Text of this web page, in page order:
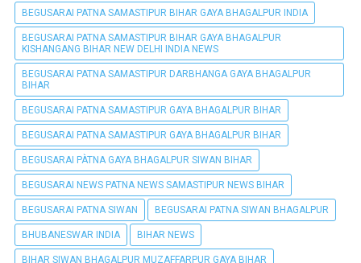
BEGUSARAI PATNA SAMASTIPUR BIHAR GAYA BHAGALPUR INDIA
BEGUSARAI PATNA SAMASTIPUR BIHAR GAYA BHAGALPUR
KISHANGANG BIHAR NEW DELHI INDIA NEWS
BEGUSARAI PATNA SAMASTIPUR DARBHANGA GAYA BHAGALPUR
BIHAR
BEGUSARAI PATNA SAMASTIPUR GAYA BHAGALPUR BIHAR
BEGUSARAI PATNA SAMASTIPUR GAYA BHAGALPUR BIHAR
BEGUSARAI PÀTNA GAYA BHAGALPUR SIWAN BIHAR
BEGUSARAI NEWS PATNA NEWS SAMASTIPUR NEWS BIHAR
BEGUSARAI PATNA SIWAN BEGUSARAI PATNA SIWAN BHAGALPUR
BHUBANESWAR INDIA BIHAR NEWS
BIHAR SIWAN BHAGALPUR MUZAFFARPUR GAYA BIHAR